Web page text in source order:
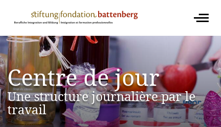
Centre de jour
Une structure journalière par le
travail